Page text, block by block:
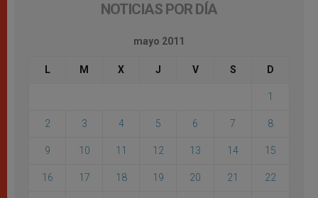
NOTICIAS POR DÍA
mayo 2011
L M X J V S D
1
2 3 4 5 6 7 8
9 10 11 12 13 14 15
16 17 18 19 20 21 22